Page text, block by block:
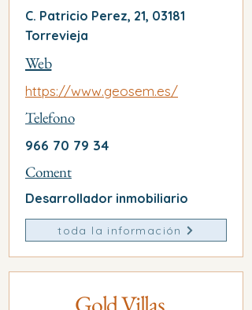
C. Patricio Perez, 21, 03181
Torrevieja
Web
https://www.geosem.es/
Telefono
966 70 79 34
Coment
Desarrollador inmobiliario
toda la información